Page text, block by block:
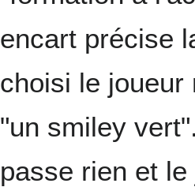
encart précise
choisi le joueur
"un smiley
passe rien et